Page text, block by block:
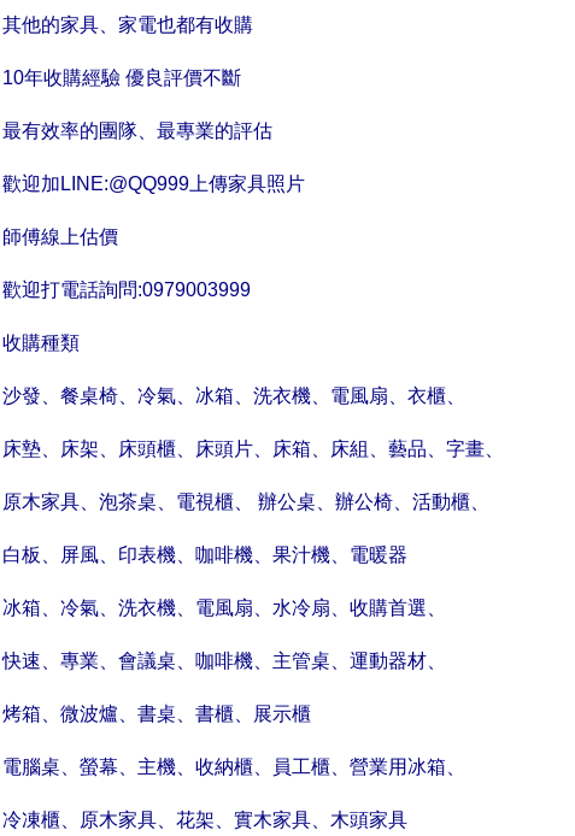
其他的家具、家電也都有收購
10年收購經驗 優良評價不斷
最有效率的團隊、最專業的評估
歡迎加LINE:@QQ999上傳家具照片
師傅線上估價
歡迎打電話詢問:0979003999
收購種類
沙發、餐桌椅、冷氣、冰箱、洗衣機、電風扇、衣櫃、
床墊、床架、床頭櫃、床頭片、床箱、床組、藝品、字畫、
原木家具、泡茶桌、電視櫃、 辦公桌、辦公椅、活動櫃、
白板、屏風、印表機、咖啡機、果汁機、電暖器
冰箱、冷氣、洗衣機、電風扇、水冷扇、收購首選、
快速、專業、會議桌、咖啡機、主管桌、運動器材、
烤箱、微波爐、書桌、書櫃、展示櫃
電腦桌、螢幕、主機、收納櫃、員工櫃、營業用冰箱、
冷凍櫃、原木家具、花架、實木家具、木頭家具